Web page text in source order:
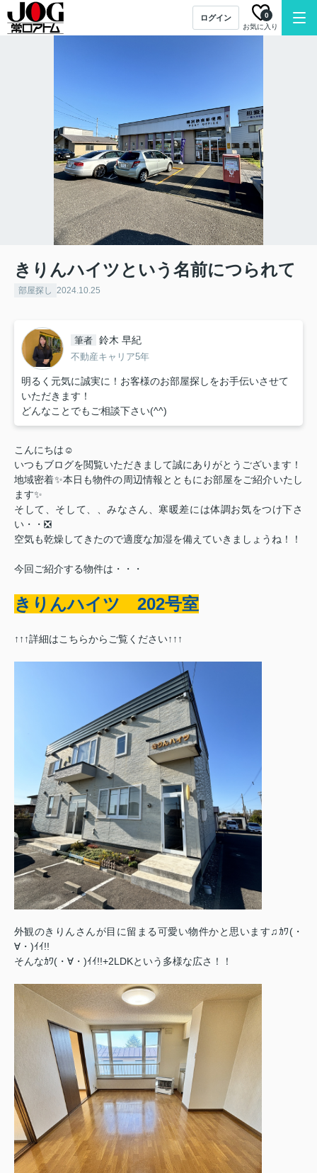
ログイン
お気に入り
0
きりんハイツという名前につられて
部屋探し 2024.10.25
筆者 鈴木 早紀
不動産キャリア5年
明るく元気に誠実に！お客様のお部屋探しをお手伝いさせて
いただきます！
どんなことでもご相談下さい(^^)
こんにちは☺
いつもブログを閲覧いただきまして誠にありがとうございます！
地域密着✨️本日も物件の周辺情報とともにお部屋をご紹介いたし
ます✨️
そして、そして、、みなさん、寒暖差には体調お気をつけ下さ
い・・❎️
空気も乾燥してきたので適度な加湿を備えていきましょうね！！
今回ご紹介する物件は・・・
きりんハイツ 202号室
↑↑↑詳細はこちらからご覧ください↑↑↑
外観のきりんさんが目に留まる可愛い物件かと思います♫ｶﾜ(・
∀・)ｲｲ!!
そんなｶﾜ(・∀・)ｲｲ!!+2LDKという多様な広さ！！